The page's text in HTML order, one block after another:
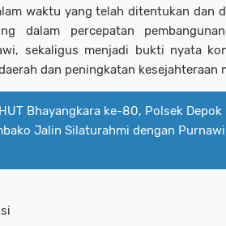
waktu yang telah ditentukan dan
dalam percepatan
sekaligus menjadi bukti nyata
dan peningkatan kesejahteraan
HUT Bhayangkara ke-80, Polsek Depok
Jalin Silaturahmi dengan